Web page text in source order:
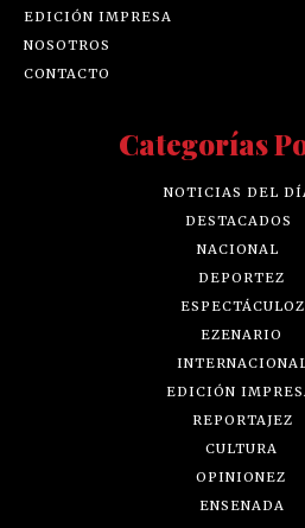
EDICIÓN IMPRESA
NOSOTROS
CONTACTO
Categorías
NOTICIAS DEL
DESTACADOS
NACIONAL
DEPORTEZ
ESPECTÁCULOZ
EZENARIO
EDICIÓN
REPORTAJEZ
CULTURA
OPINIONEZ
ENSENADA